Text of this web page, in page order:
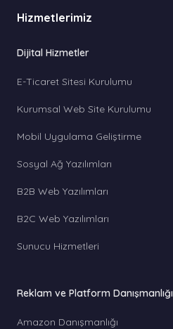
Hizmetlerimiz
Dijital Hizmetler
E-Ticaret Sitesi Kurulumu
Kurumsal Web Site Kurulumu
Mobil Uygulama Geliştirme
Sosyal Ağ Yazılımları
B2B Web Yazılımları
B2C Web Yazılımları
Sunucu Hizmetleri
Reklam ve Platform Danışmanlığı
Amazon Danışmanlığı